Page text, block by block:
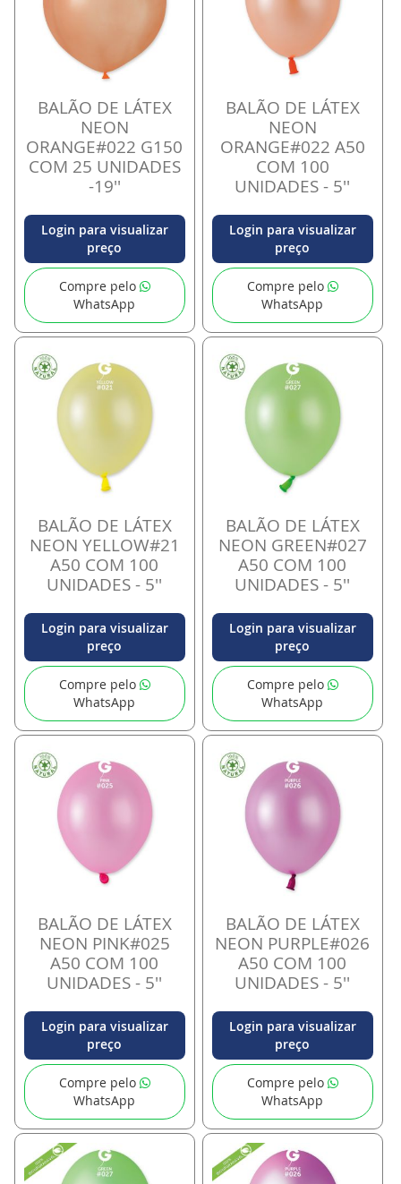
BALÃO DE LÁTEX
NEON
ORANGE#022 G150
COM 25 UNIDADES
-19''
Login para visualizar
preço
Compre pelo
WhatsApp
BALÃO DE LÁTEX
NEON
ORANGE#022 A50
COM 100
UNIDADES - 5''
Login para visualizar
preço
Compre pelo
WhatsApp
BALÃO DE LÁTEX
NEON YELLOW#21
A50 COM 100
UNIDADES - 5''
Login para visualizar
preço
Compre pelo
WhatsApp
BALÃO DE LÁTEX
NEON GREEN#027
A50 COM 100
UNIDADES - 5''
Login para visualizar
preço
Compre pelo
WhatsApp
BALÃO DE LÁTEX
NEON PINK#025
A50 COM 100
UNIDADES - 5''
Login para visualizar
preço
Compre pelo
WhatsApp
BALÃO DE LÁTEX
NEON PURPLE#026
A50 COM 100
UNIDADES - 5''
Login para visualizar
preço
Compre pelo
WhatsApp